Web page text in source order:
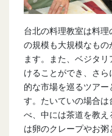
台北の料理教室は料
の規模も大規模なも
ます。また、ベジタ
けることができ、さ
的な市場を巡るツア
す。たいていの場合
べ、中には茶道を教
は卵のクレープやお